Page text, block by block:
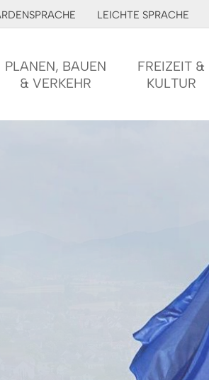
LEICHTE SPRACHE
PLANEN, BAUEN
& VERKEHR
FREIZEIT &
KULTUR